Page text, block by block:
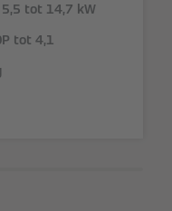
tot 14,7 kW
tot 4,1